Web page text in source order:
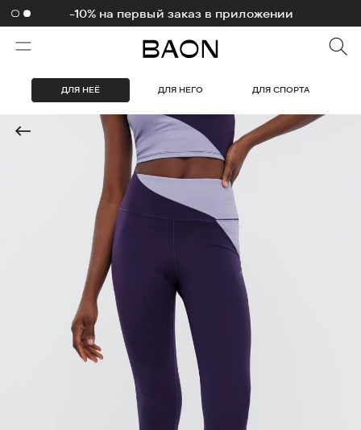
-10% на первый заказ в приложении
1000 бонусов на первый заказ
ДЛЯ НЕЁ ДЛЯ НЕГО ДЛЯ СПОРТА